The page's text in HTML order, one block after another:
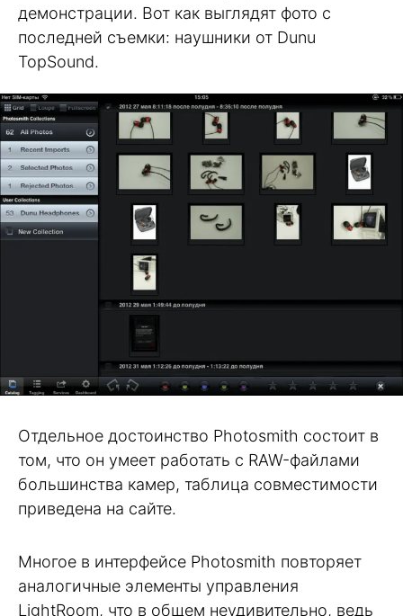
демонстрации. Вот как выглядят фото с
последней съемки: наушники от Dunu
TopSound.
Отдельное достоинство Photosmith состоит в
том, что он умеет работать с RAW-файлами
большинства камер, таблица совместимости
приведена на сайте.
Многое в интерфейсе Photosmith повторяет
аналогичные элементы управления
LightRoom, что в общем неудивительно, ведь